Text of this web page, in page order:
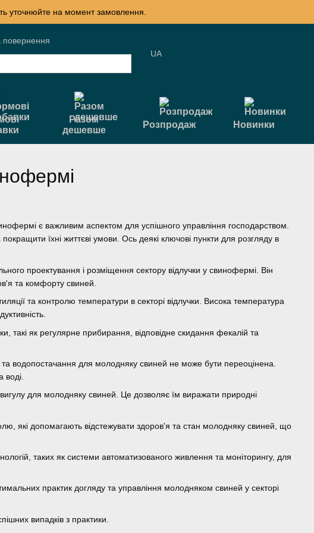
уточнюйте на момент замовлення.
повернення
оферти UA
Разом
дешевше
Розпродаж Новинки
є важливим аспектом для успішного управління господарством.
їхні життєві умови. Ось деякі ключові пункти для розгляду в
проектування і розміщення сектору відлучки у свинофермі. Він
та комфорту свиней.
та контролю температури в секторі відлучки. Висока температура
такі як регулярне прибирання, відповідне скидання фекалій та
водопостачання для молодняку свиней не може бути переоцінена.
воді.
для молодняку свиней. Це дозволяє їм виражати природні
які допомагають відстежувати здоров'я та стан молодняку свиней, що
таких як системи автоматизованого живлення та моніторингу, для
практик догляду та управління молодняком свиней у секторі
випадків з практики.